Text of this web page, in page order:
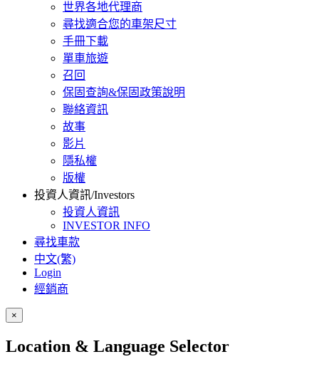
世界各地代理商
尋找適合您的車架尺寸
手冊下載
單車旅遊
召回
保固查詢&保固政策說明
聯絡資訊
故事
影片
隱私權
版權
投資人資訊/Investors
投資人資訊
INVESTOR INFO
尋找車款
中文(繁)
Login
經銷商
×
Location & Language Selector